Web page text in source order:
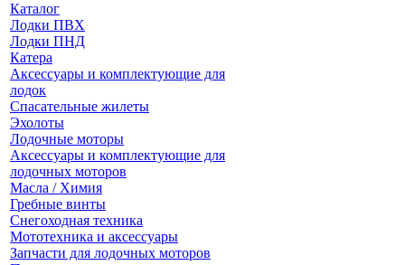
Каталог
Лодки ПВХ
Лодки ПНД
Катера
Аксессуары и комплектующие для
лодок
Спасательные жилеты
Эхолоты
Лодочные моторы
Аксессуары и комплектующие для
лодочных моторов
Масла / Химия
Гребные винты
Снегоходная техника
Мототехника и аксессуары
Запчасти для лодочных моторов